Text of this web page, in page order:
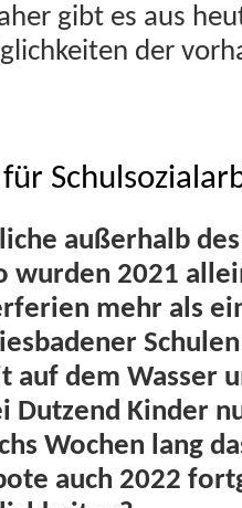
gibt es aus
der
außer­halb
wur­den 2021
mehr als
auf dem Wass­er
Dutzend Kinder
Wochen lang
auch 2022